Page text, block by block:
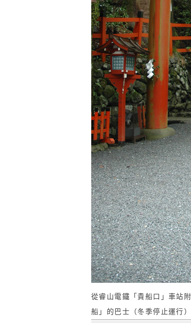
從睿山電鐵「貴船口」車站
船」的巴士（冬季停止運行